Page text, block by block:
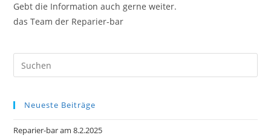
Gebt die Information auch gerne weiter.
das Team der Reparier-bar
Neueste Beiträge
Reparier-bar am 8.2.2025